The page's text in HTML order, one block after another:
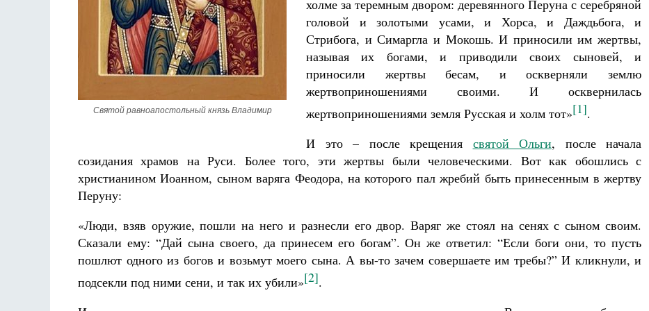
Святой равноапостольный князь Владимир
холме за теремным двором: деревянного Перуна с серебряной
головой и золотыми усами, и Хорса, и Даждьбога, и
Стрибога, и Симаргла и Мокошь. И приносили им жертвы,
называя их богами, и приводили своих сыновей, и
приносили жертвы бесам, и оскверняли землю
жертвоприношениями своими. И осквернилась
жертвоприношениями земля Русская и холм тот»[1].
И это – после крещения святой Ольги, после начала
созидания храмов на Руси. Более того, эти жертвы были человеческими. Вот как обошлись с
христианином Иоанном, сыном варяга Феодора, на которого пал жребий быть принесенным в жертву
Перуну:
«Люди, взяв оружие, пошли на него и разнесли его двор. Варяг же стоял на сенях с сыном своим.
Сказали ему: “Дай сына своего, да принесем его богам”. Он же ответил: “Если боги они, то пусть
пошлют одного из богов и возьмут моего сына. А вы-то зачем совершаете им требы?” И кликнули, и
подсекли под ними сени, и так их убили»[2].
Разлуки не будет
Фредерика де Грааф Как найти своё место в жизни
Кирилл Мурышев
Великомученик Георгий Победоносец. Научись у
святого
Роман Котов